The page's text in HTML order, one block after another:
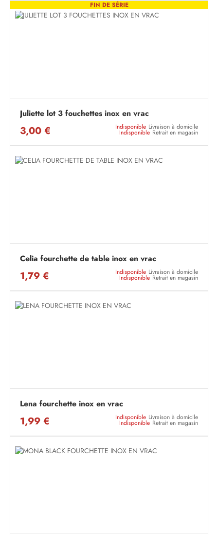
FIN DE SÉRIE
Juliette lot 3 fouchettes inox en vrac
3,00 € Indisponible Livraison à domicile
Indisponible Retrait en magasin
Celia fourchette de table inox en vrac
1,79 € Indisponible Livraison à domicile
Indisponible Retrait en magasin
Lena fourchette inox en vrac
1,99 € Indisponible Livraison à domicile
Indisponible Retrait en magasin